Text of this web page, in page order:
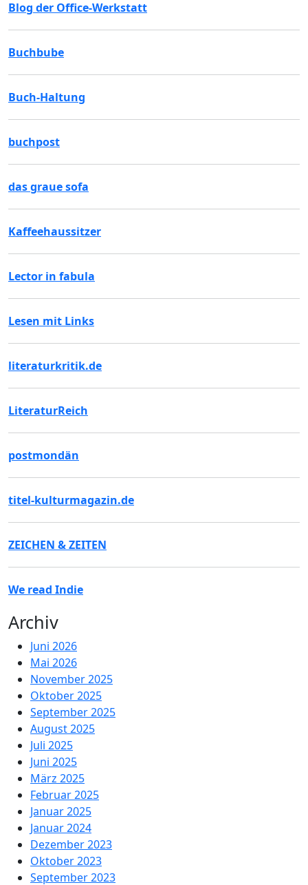
Blog der Office-Werkstatt
Buchbube
Buch-Haltung
buchpost
das graue sofa
Kaffeehaussitzer
Lector in fabula
Lesen mit Links
literaturkritik.de
LiteraturReich
postmondän
titel-kulturmagazin.de
ZEICHEN & ZEITEN
We read Indie
Archiv
Juni 2026
Mai 2026
November 2025
Oktober 2025
September 2025
August 2025
Juli 2025
Juni 2025
März 2025
Februar 2025
Januar 2025
Januar 2024
Dezember 2023
Oktober 2023
September 2023